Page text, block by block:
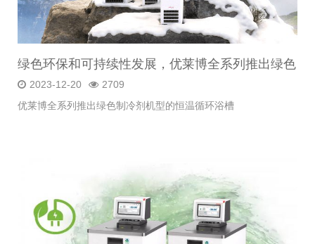
绿色环保和可持续性发展，优莱博全系列推出绿色
制冷剂机型的恒温循环浴槽
2023-12-20
2709
优莱博全系列推出绿色制冷剂机型的恒温循环浴槽